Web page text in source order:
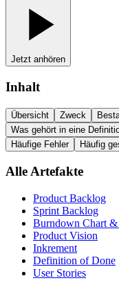
Jetzt anhören
Inhalt
Übersicht Zweck
Was gehört in eine
Häufige Fehler
Häufig
Alle Artefakte
Product Backlog
Sprint Backlog
Burndown Chart
Product Vision
Inkrement
Definition of Done
User Stories